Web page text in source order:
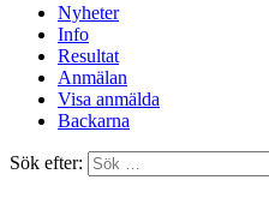
Nyheter
Info
Resultat
Anmälan
Visa anmälda
Backarna
Sök efter: